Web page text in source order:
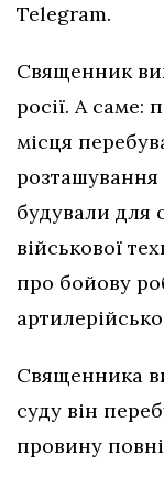
Telegram.
Священник
росії. А саме:
місця
розташування
будували для
військової
про бойову
Священника
суду він
провину